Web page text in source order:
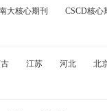
大核心期刊 CSCD核心
江苏 河北 北